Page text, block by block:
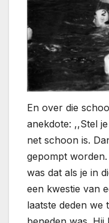
En over die
anekdote: ,,Stel
net schoon is.
gepompt
was dat als je in
een kwestie van
laatste deden we